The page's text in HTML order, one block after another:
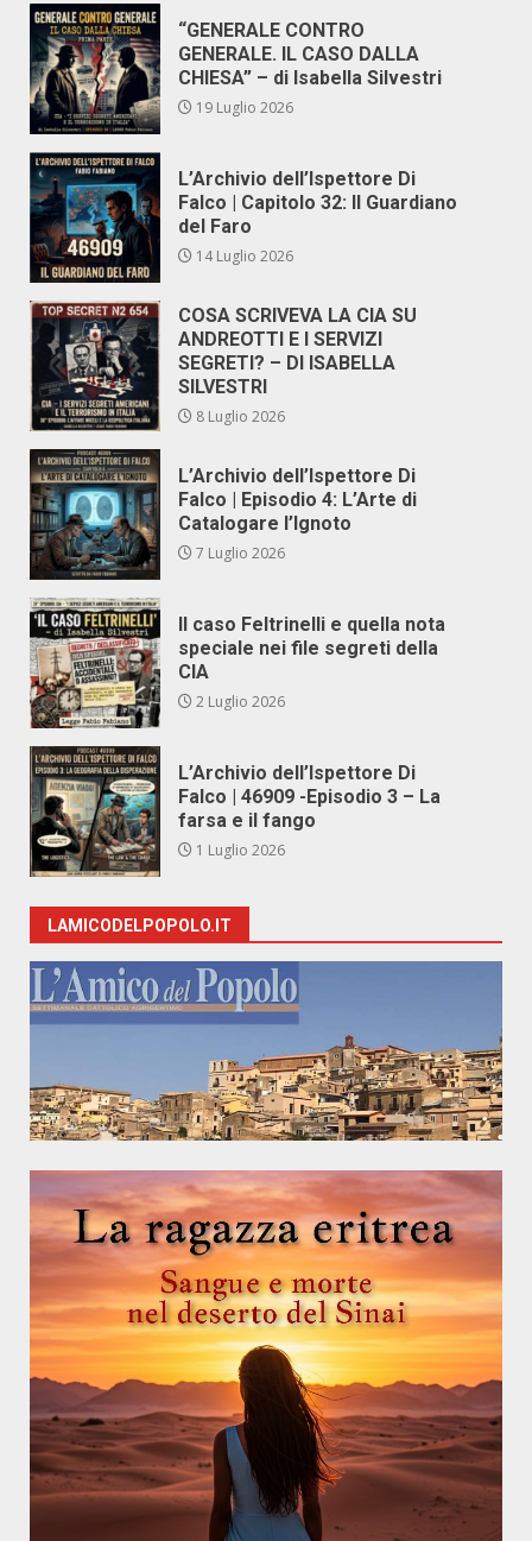
“GENERALE CONTRO
GENERALE. IL CASO DALLA
CHIESA” – di Isabella Silvestri
19 Luglio 2026
L’Archivio dell’Ispettore Di
Falco | Capitolo 32: Il Guardiano
del Faro
14 Luglio 2026
COSA SCRIVEVA LA CIA SU
ANDREOTTI E I SERVIZI
SEGRETI? – DI ISABELLA
SILVESTRI
8 Luglio 2026
L’Archivio dell’Ispettore Di
Falco | Episodio 4: L’Arte di
Catalogare l’Ignoto
7 Luglio 2026
Il caso Feltrinelli e quella nota
speciale nei file segreti della
CIA
2 Luglio 2026
L’Archivio dell’Ispettore Di
Falco | 46909 -Episodio 3 – La
farsa e il fango
1 Luglio 2026
LAMICODELPOPOLO.IT